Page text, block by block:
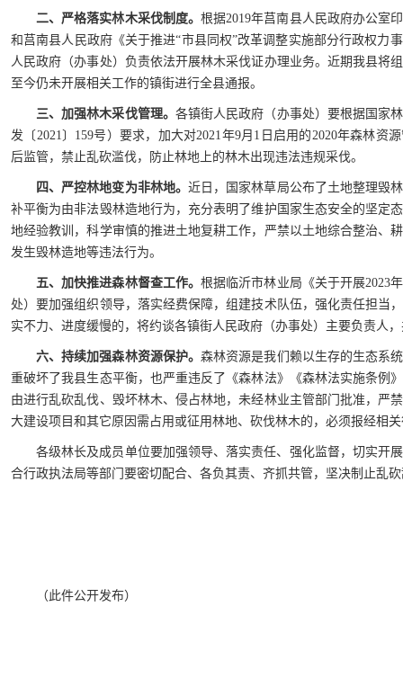
二、严格落实林木采伐制度。根据2019年莒南县人民政府办公室
和莒南县人民政府《关于推进“市县同权”改革调整实施部分行政权力
人民政府（办事处）负责依法开展林木采伐证办理业务。近期我县将
至今仍未开展相关工作的镇街进行全县通报。
三、加强林木采伐管理。 各镇街人民政府（办事处）要根据国家
发〔2021〕159号）要求，加大对2021年9月1日启用的2020年森林资
后监管，禁止乱砍滥伐，防止林地上的林木出现违法违规采伐。
四、严控林地变为非林地。 近日，国家林草局公布了土地整理毁
补平衡为由非法毁林造地行为，充分表明了维护国家生态安全的坚定
地经验教训，科学审慎的推进土地复耕工作，严禁以土地综合整治、
发生毁林造地等违法行为。
五、加快推进森林督查工作。根据临沂市林业局《关于开展2023
处）要加强组织领导，落实经费保障，组建技术队伍，强化责任担当
实不力、进度缓慢的，将约谈各镇街人民政府（办事处）主要负责人
六、持续加强森林资源保护。森林资源是我们赖以生存的生态系
重破坏了我县生态平衡，也严重违反了《森林法》《森林法实施条例
由进行乱砍乱伐、毁坏林木、侵占林地，未经林业主管部门批准，严
大建设项目和其它原因需占用或征用林地、砍伐林木的，必须报经相
各级林长及成员单位要加强领导、落实责任、强化监督，切实开
合行政执法局等部门要密切配合、各负其责、齐抓共管，坚决制止乱
（此件公开发布）